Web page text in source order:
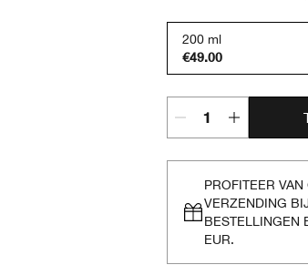
200 ml
€49.00
PROFITEER VAN
VERZENDING
BESTELLINGEN
EUR.